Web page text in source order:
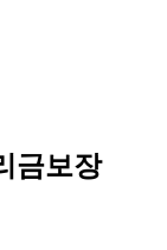
금보장